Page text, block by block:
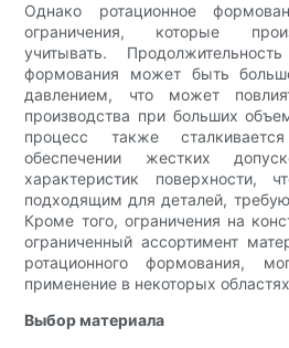
Однако ротационное
ограничения, которые
учитывать.
формования может быть
давлением, что может
производства при больших
процесс также
обеспечении жестких
характеристик поверхности,
подходящим для деталей,
Кроме того, ограничения на
ограниченный ассортимент
ротационного формования,
применение в некоторых
Выбор материала